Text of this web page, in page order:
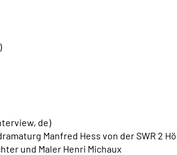
de)
Manfred Hess von der SWR 2
und Maler Henri Michaux